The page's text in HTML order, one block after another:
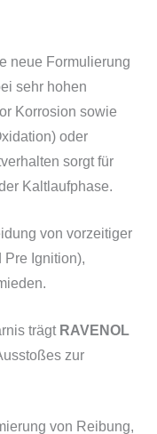
neue Formulierung
sehr hohen
Korrosion sowie
oder
sorgt für
Kaltlaufphase.
von vorzeitiger
Pre Ignition),
trägt RAVENOL
zur
von Reibung,